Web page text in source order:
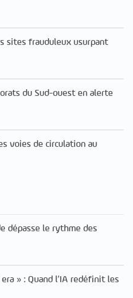
sites frauduleux usurpant
du Sud-ouest en alerte
voies de circulation au
dépasse le rythme des
» : Quand l’IA redéfinit les